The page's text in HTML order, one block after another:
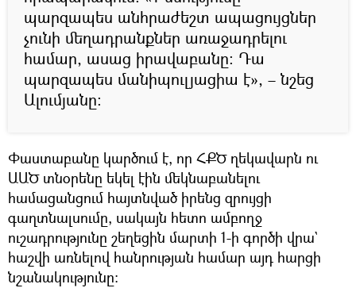
պարզապես անհրաժեշտ ապացույցներ
չունի մեղադրանքներ առաջադրելու
համար, ասաց իրավաբանը։ Դա
պարզապես մանիպուլյացիա է», – նշեց
Ալումյանը։
Փաստաբանը կարծում է, որ ՀՔԾ ղեկավարն ու
ԱԱԾ տնօրենը եկել էին մեկնաբանելու
համացանցում հայտնված իրենց զրույցի
գաղտնալսումը, սակայն հետո ամբողջ
ուշադրությունը շեղեցին մարտի 1-ի գործի վրա`
հաշվի առնելով հանրության համար այդ հարցի
նշանակությունը։